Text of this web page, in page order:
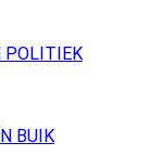
POLITIEK
BUIK